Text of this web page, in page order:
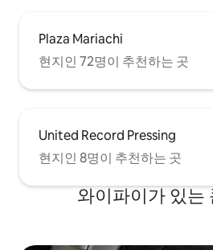
Plaza Mariachi
현지인 72명이 추천하는 곳
United Record Pressing
현지인 8명이 추천하는 곳
와이파이가 있는